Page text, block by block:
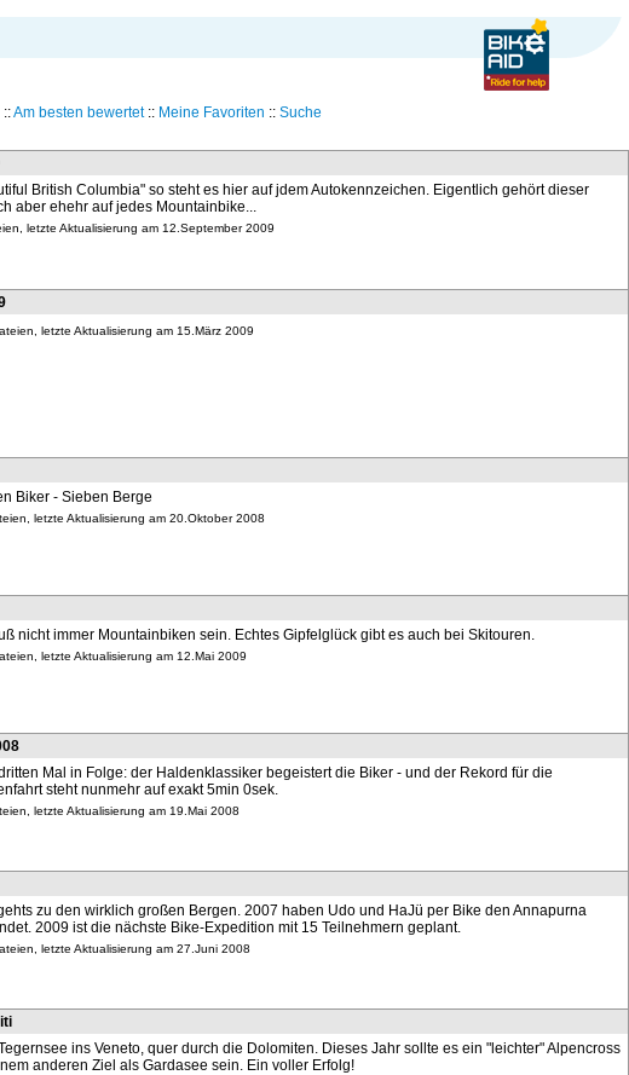
::Am besten bewertet:: Meine Favoriten :: Suche
British Columbia" so steht es hier auf jdem Autokennzeichen. Eigentlich gehört dieser
aber ehehr auf jedes Mountainbike...
letzte Aktualisierung am 12.September 2009
letzte Aktualisierung am 15.März 2009
Biker - Sieben Berge
letzte Aktualisierung am 20.Oktober 2008
nicht immer Mountainbiken sein. Echtes Gipfelglück gibt es auch bei Skitouren.
letzte Aktualisierung am 12.Mai 2009
Mal in Folge: der Haldenklassiker begeistert die Biker - und der Rekord für die
steht nunmehr auf exakt 5min 0sek.
letzte Aktualisierung am 19.Mai 2008
zu den wirklich großen Bergen. 2007 haben Udo und HaJü per Bike den Annapurna
2009 ist die nächste Bike-Expedition mit 15 Teilnehmern geplant.
letzte Aktualisierung am 27.Juni 2008
ins Veneto, quer durch die Dolomiten. Dieses Jahr sollte es ein "leichter" Alpencross
anderen Ziel als Gardasee sein. Ein voller Erfolg!